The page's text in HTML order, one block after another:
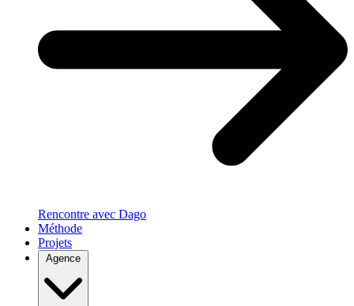
Rencontre avec Dago
Méthode
Projets
Agence